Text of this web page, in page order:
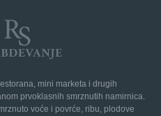
mini marketa i drugih
prvoklasnih smrznutih namirnica.
voće i povrće, ribu, plodove